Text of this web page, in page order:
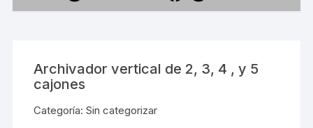
Archivador vertical de 2, 3, 4 , y 5
cajones
Categoría:Sin categorizar